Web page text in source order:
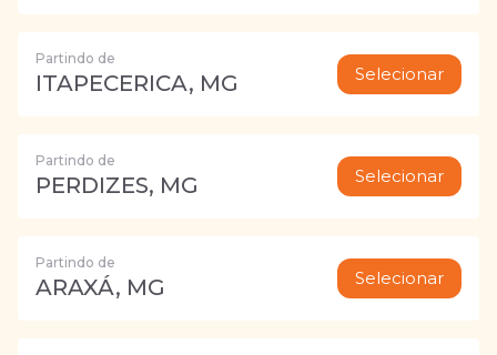
Partindo de
ITAPECERICA, MG Selecionar
Partindo de
PERDIZES, MG Selecionar
Partindo de
ARAXÁ, MG Selecionar